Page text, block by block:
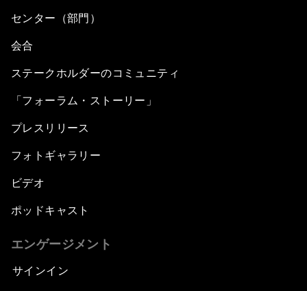
センター（部門）
会合
ステークホルダーのコミュニティ
「フォーラム・ストーリー」
プレスリリース
フォトギャラリー
ビデオ
ポッドキャスト
エンゲージメント
サインイン